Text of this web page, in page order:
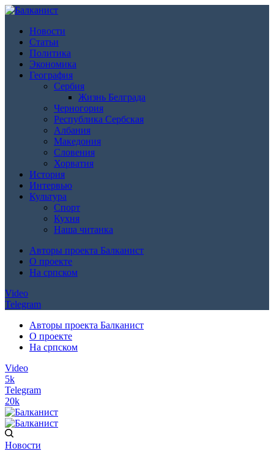
Новости
Статьи
Политика
Экономика
География
Сербия
Жизнь Белграда
Черногория
Республика Сербская
Албания
Македония
Словения
Хорватия
История
Интервью
Культура
Спорт
Кухня
Наша читанка
Авторы проекта Балканист
О проекте
На српском
Video
Telegram
Авторы проекта Балканист
О проекте
На српском
Video
5k
Telegram
20k
Новости